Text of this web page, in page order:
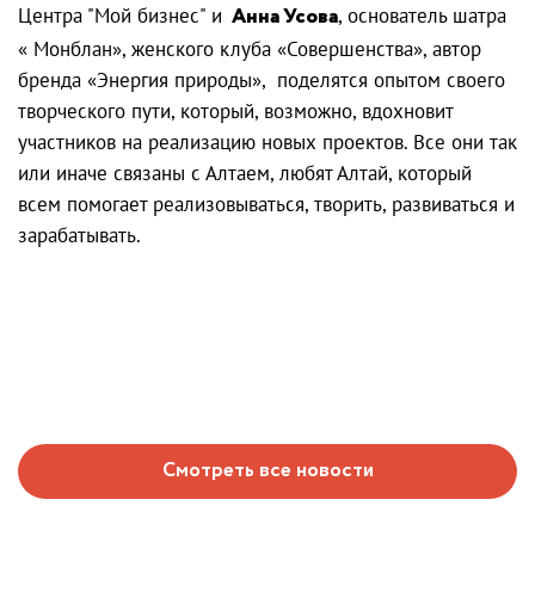
Центра "Мой бизнес" и Анна Усова, основатель шатра
« Монблан», женского клуба «Совершенства», автор
бренда «Энергия природы», поделятся опытом своего
творческого пути, который, возможно, вдохновит
участников на реализацию новых проектов. Все они так
или иначе связаны с Алтаем, любят Алтай, который
всем помогает реализовываться, творить, развиваться и
зарабатывать.
Смотреть все новости